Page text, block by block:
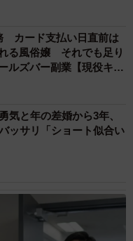
カード支払い日直前は
る風俗嬢 それでも足り
ルズバー副業【現役キャ
気と年の差婚から3年、
ッサリ「ショート似合い